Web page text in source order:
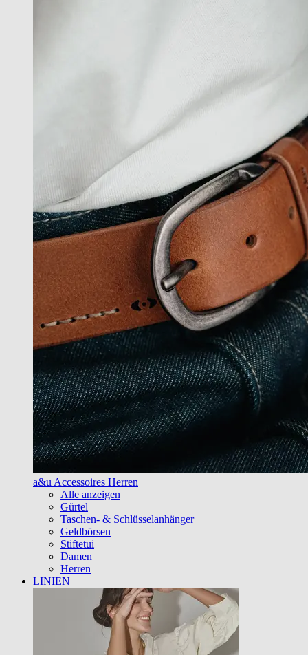
a&u Accessoires Herren
Alle anzeigen
Gürtel
Taschen- & Schlüsselanhänger
Geldbörsen
Stiftetui
Damen
Herren
LINIEN